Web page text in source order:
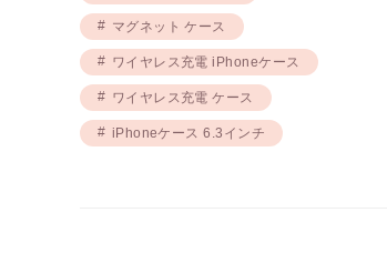
マグネット ケース
ワイヤレス充電 iPhoneケース
ワイヤレス充電 ケース
iPhoneケース 6.3インチ